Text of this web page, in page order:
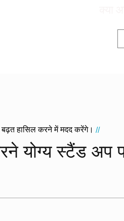
बढ़त हासिल करने में मदद करेंगे। //
योग्य स्टैंड अप